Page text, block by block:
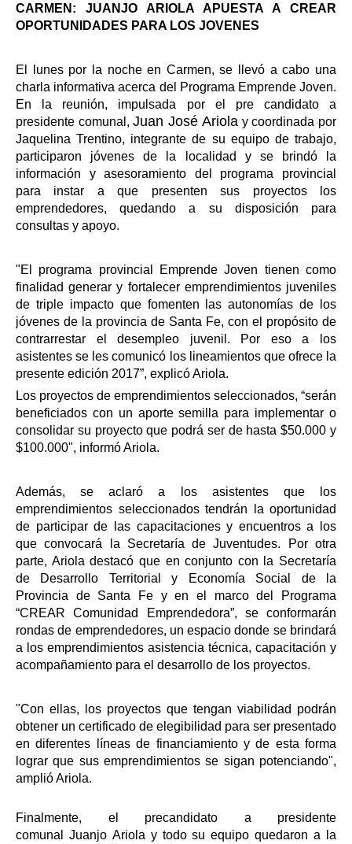
CARMEN: JUANJO ARIOLA APUESTA A CREAR
OPORTUNIDADES PARA LOS JOVENES
El lunes por la noche en Carmen, se llevó a cabo una
charla informativa acerca del Programa Emprende Joven.
En la reunión, impulsada por el pre candidato a
presidente comunal,Juan José Ariolay coordinada por
Jaquelina Trentino, integrante de su equipo de trabajo,
participaron jóvenes de la localidad y se brindó la
información y asesoramiento del programa provincial
para instar a que presenten sus proyectos los
emprendedores, quedando a su disposición para
consultas y apoyo.
"El programa provincial Emprende Joven tienen como
finalidad generar y fortalecer emprendimientos juveniles
de triple impacto que fomenten las autonomías de los
jóvenes de la provincia de Santa Fe, con el propósito de
contrarrestar el desempleo juvenil. Por eso a los
asistentes se les comunicó los lineamientos que ofrece la
presente edición 2017”, explicó Ariola.
Los proyectos de emprendimientos seleccionados, “serán
beneficiados con un aporte semilla para implementar o
consolidar su proyecto que podrá ser de hasta $50.000 y
$100.000", informó Ariola.
Además, se aclaró a los asistentes que los
emprendimientos seleccionados tendrán la oportunidad
de participar de las capacitaciones y encuentros a los
que convocará la Secretaría de Juventudes.
Por otra
parte, Ariola destacó que en conjunto con la Secretaría
de Desarrollo Territorial y Economía Social de la
Provincia de Santa Fe y en el marco del Programa
“CREAR Comunidad Emprendedora”, se conformarán
rondas de emprendedores, un espacio donde se brindará
a los emprendimientos asistencia técnica, capacitación y
acompañamiento para el desarrollo de los proyectos.
"Con ellas, los proyectos que tengan viabilidad podrán
obtener un certificado de elegibilidad para ser presentado
en diferentes líneas de financiamiento y de esta forma
lograr que sus emprendimientos se sigan potenciando",
amplió Ariola.
Finalmente, el precandidato a presidente
comunal JuanjoAriola y todo su equipo quedaron a la